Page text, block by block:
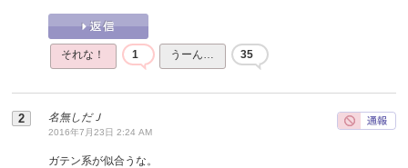
それな！ 1 うーん… 35
名無しだＪ
2016年7月23日 2:24 AM
ガテン系が似合うな。